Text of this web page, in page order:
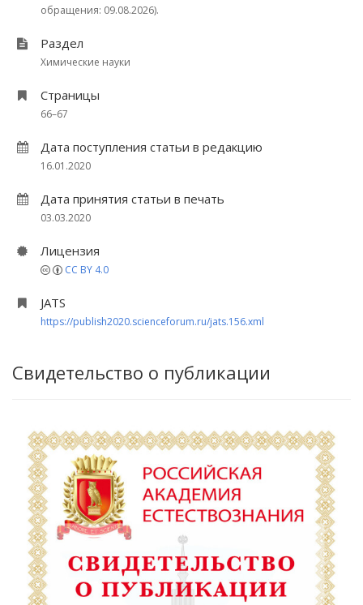
обращения: 09.08.2026).
Раздел
Химические науки
Страницы
66–67
Дата поступления статьи в редакцию
16.01.2020
Дата принятия статьи в печать
03.03.2020
Лицензия
CC BY 4.0
JATS
https://publish2020.scienceforum.ru/jats.156.xml
Свидетельство о публикации